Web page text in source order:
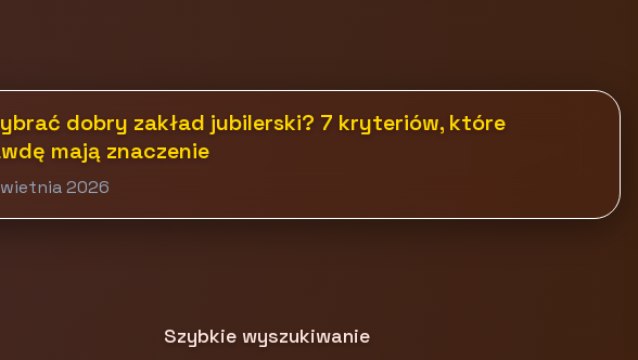
dobry zakład jubilerski? 7 kryteriów, które
mają znaczenie
2026
Szybkie wyszukiwanie